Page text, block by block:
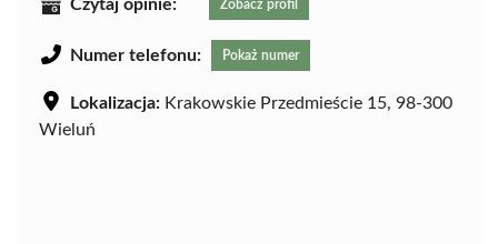
Czytaj opinie: Zobacz profil
Numer telefonu: Pokaż numer
Lokalizacja: Krakowskie Przedmieście 15, 98-300
Wieluń